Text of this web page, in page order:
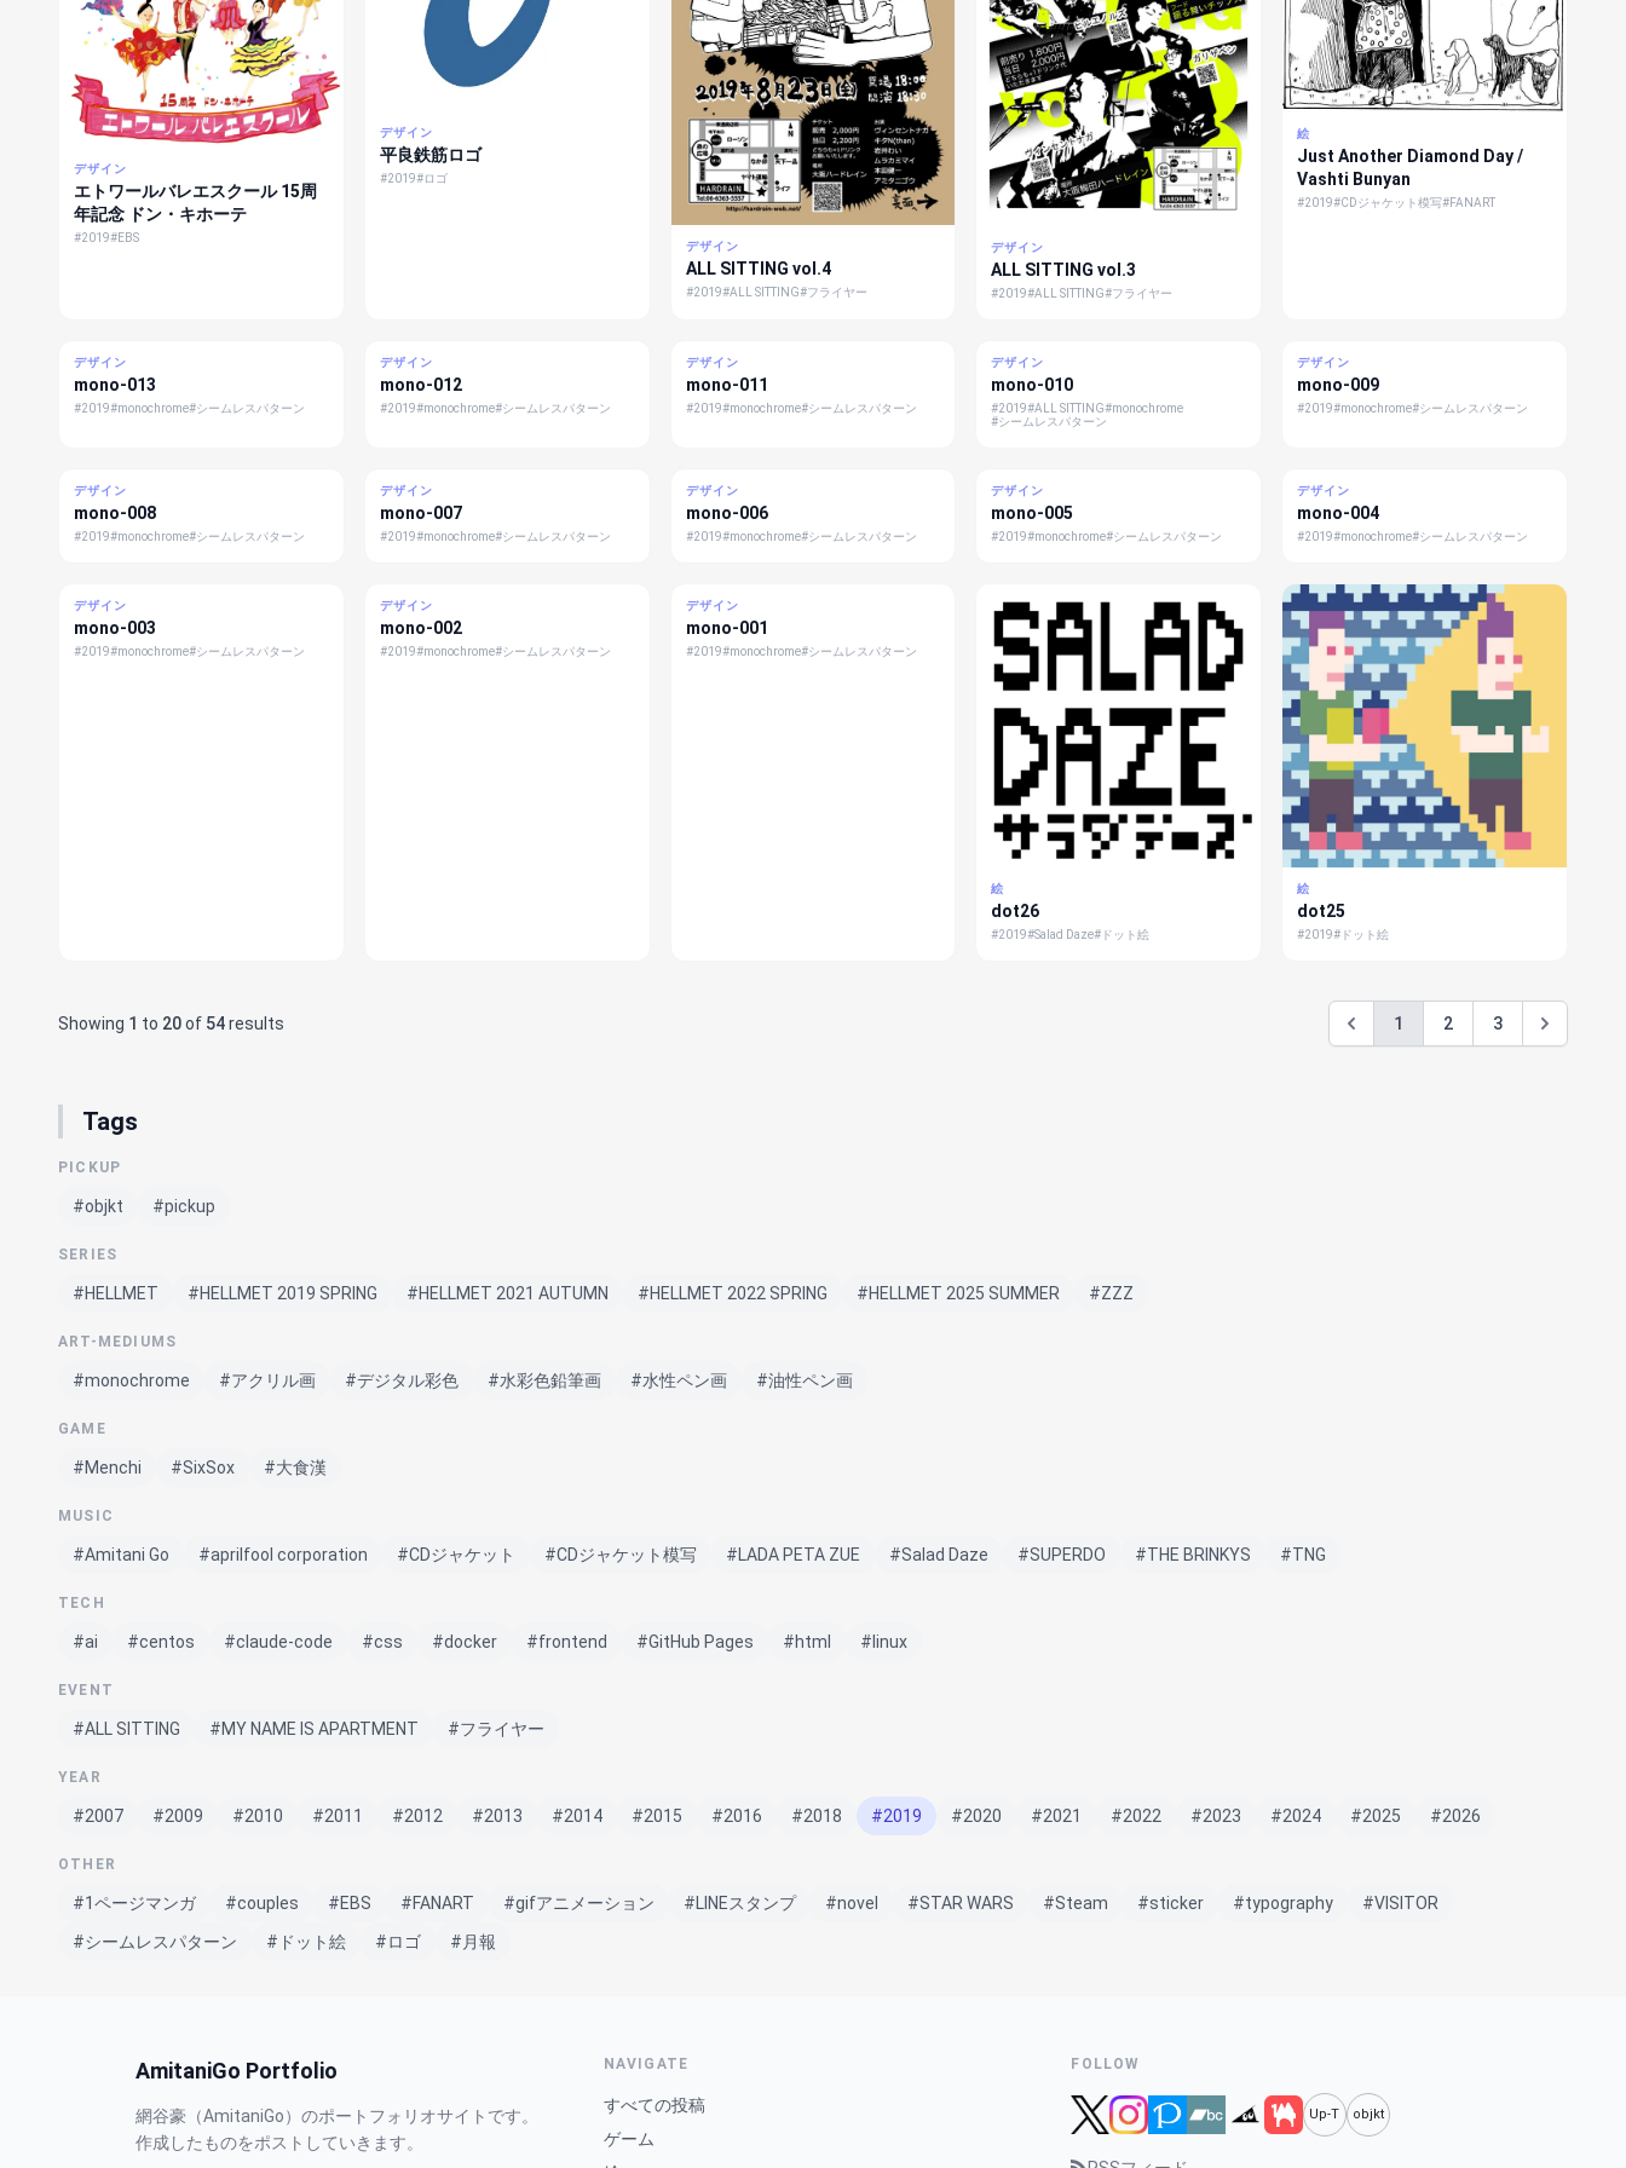
デザイン
エトワールバレエスクール 15周
年記念 ドン・キホーテ
#2019#EBS
デザイン
平良鉄筋ロゴ
#2019#ロゴ
デザイン
ALL SITTING vol.4
#2019#ALL SITTING#フライヤー
デザイン
ALL SITTING vol.3
#2019#ALL SITTING#フライヤー
絵
Just Another Diamond Day /
Vashti Bunyan
#2019#CDジャケット模写#FANART
デザイン
mono-013
#2019#monochrome#シームレスパターン
デザイン
mono-012
#2019#monochrome#シームレスパターン
デザイン
mono-011
#2019#monochrome#シームレスパターン
デザイン
mono-010
#2019#ALL SITTING#monochrome
#シームレスパターン
デザイン
mono-009
#2019#monochrome#シームレスパターン
デザイン
mono-008
#2019#monochrome#シームレスパターン
デザイン
mono-007
#2019#monochrome#シームレスパターン
デザイン
mono-006
#2019#monochrome#シームレスパターン
デザイン
mono-005
#2019#monochrome#シームレスパターン
デザイン
mono-004
#2019#monochrome#シームレスパターン
デザイン
mono-003
#2019#monochrome#シームレスパターン
デザイン
mono-002
#2019#monochrome#シームレスパターン
デザイン
mono-001
#2019#monochrome#シームレスパターン
絵
dot26
#2019#Salad Daze#ドット絵
絵
dot25
#2019#ドット絵
Showing 1 to 20of 54results 1 2 3
Tags
PICKUP
#objkt #pickup
SERIES
#HELLMET #HELLMET 2019 SPRING #HELLMET 2021 AUTUMN #HELLMET 2022 SPRING #HELLMET 2025 SUMMER #ZZZ
ART-MEDIUMS
#monochrome #アクリル画 #デジタル彩色 #水彩色鉛筆画 #水性ペン画 #油性ペン画
GAME
#Menchi #SixSox #大食漢
MUSIC
#Amitani Go #aprilfool corporation #CDジャケット #CDジャケット模写 #LADA PETA ZUE #Salad Daze #SUPERDO #THE BRINKYS #TNG
TECH
#ai #centos #claude-code #css #docker #frontend #GitHub Pages #html #linux
EVENT
#ALL SITTING #MY NAME IS APARTMENT #フライヤー
YEAR
#2007 #2009 #2010 #2011 #2012 #2013 #2014 #2015 #2016 #2018 #2019 #2020 #2021 #2022 #2023 #2024 #2025 #2026
OTHER
#1ページマンガ #couples #EBS #FANART #gifアニメーション #LINEスタンプ #novel #STAR WARS #Steam #sticker #typography
#VISITOR
#シームレスパターン
#ドット絵 #ロゴ #月報
AmitaniGo Portfolio
網谷豪（AmitaniGo）のポートフォリオサイトです。
作成したものをポストしていきます。
NAVIGATE
すべての投稿
ゲーム
FOLLOW
Up-T objkt